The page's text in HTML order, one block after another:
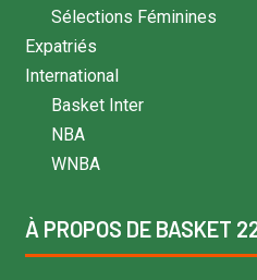
Sélections Féminines
Expatriés
International
Basket Inter
NBA
WNBA
À PROPOS DE BASKET